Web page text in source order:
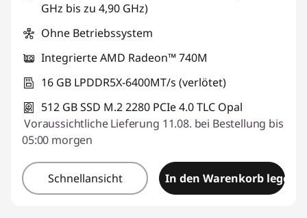
GHz bis zu 4,90 GHz)
Ohne Betriebssystem
Integrierte AMD Radeon™ 740M
16 GB LPDDR5X-6400MT/s (verlötet)
512 GB SSD M.2 2280 PCIe 4.0 TLC Opal
Voraussichtliche Lieferung 11.08. bei Bestellung bis
05:00 morgen
Schnellansicht In den Warenkorb legen